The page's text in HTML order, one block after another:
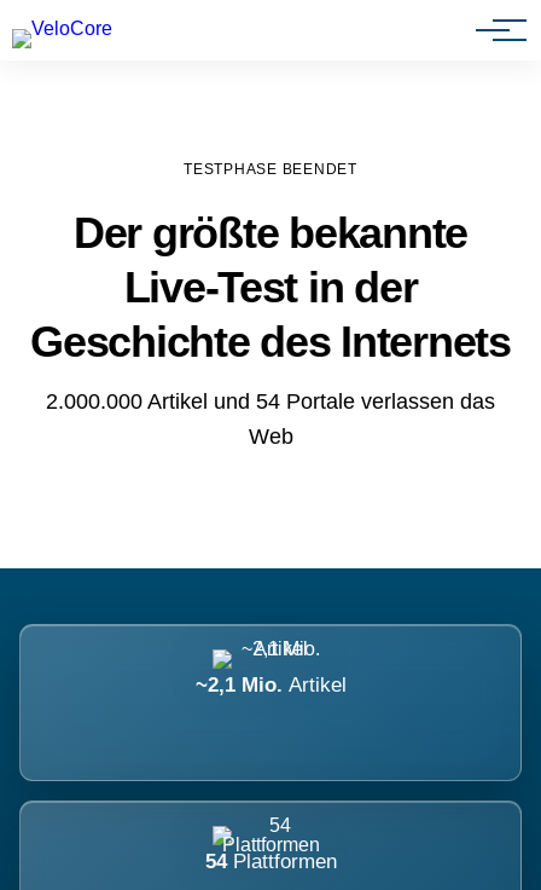
Agenturen & Webdesigner
TESTPHASE BEENDET
Der größte bekannte
Live-Test in der
Geschichte des Internets
2.000.000 Artikel und 54 Portale verlassen das
Web
~2,1 Mio. Artikel
54 Plattformen